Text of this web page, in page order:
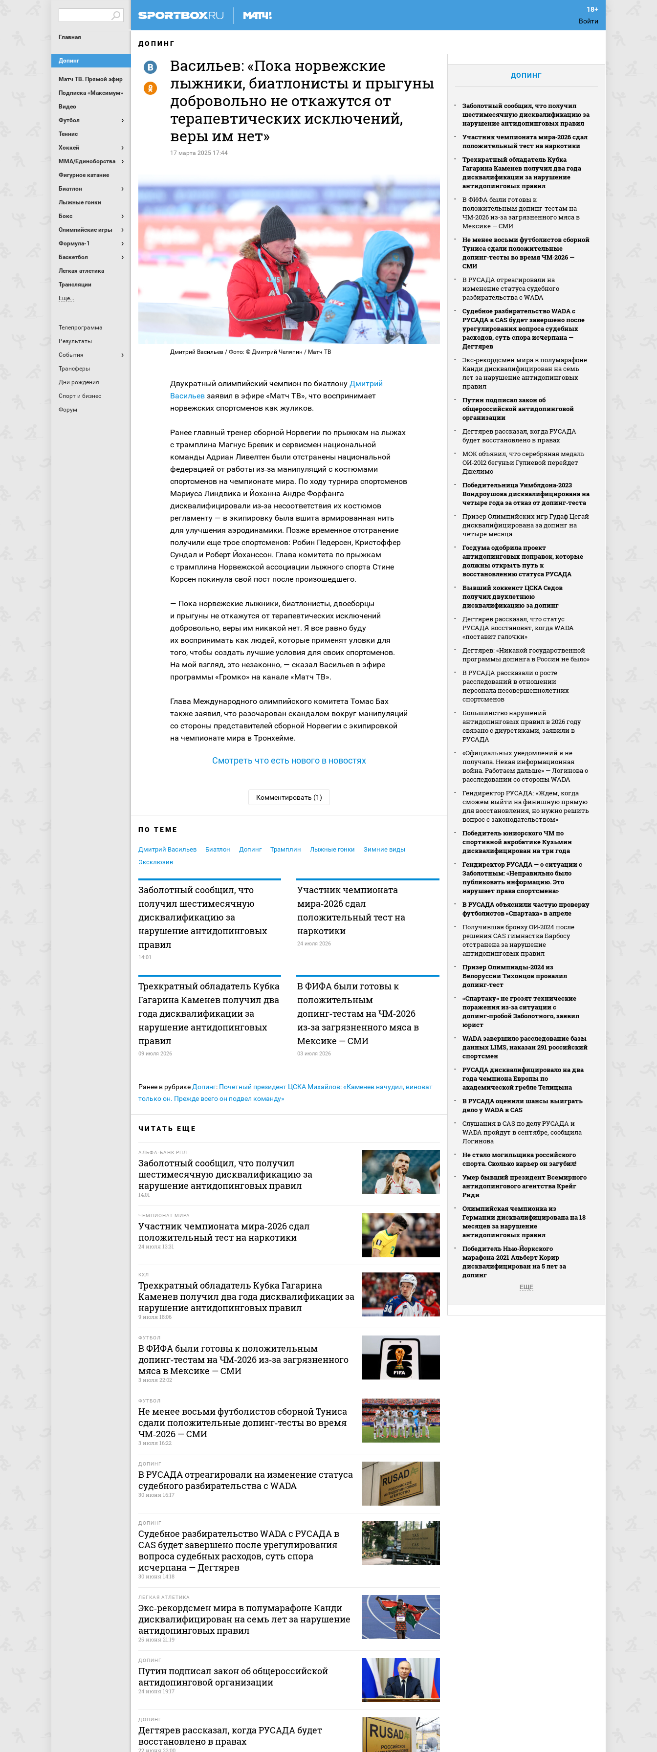
Войти
Главная
Допинг
Матч ТВ. Прямой эфир
Подписка «Максимум»
Видео
Футбол
Теннис
Хоккей
MMA/Единоборства
Фигурное катание
Биатлон
Лыжные гонки
Бокс
Олимпийские игры
Формула-1
Баскетбол
Легкая атлетика
Трансляции
Еще...
Телепрограмма
Результаты
События
Трансферы
Дни рождения
Спорт и бизнес
Форум
ДОПИНГ
Васильев: «Пока норвежские
лыжники, биатлонисты и прыгуны
добровольно не откажутся от
терапевтических исключений,
веры им нет»
17 марта 2025 17:44
R
Y
Дмитрий Васильев / Фото: © Дмитрий Челяпин / Матч ТВ
Двукратный олимпийский чемпион по биатлону Дмитрий
Васильев заявил в эфире «Матч ТВ», что воспринимает
норвежских спортсменов как жуликов.
Ранее главный тренер сборной Норвегии по прыжкам на лыжах
с трамплина Магнус Бревик и сервисмен национальной
команды Адриан Ливелтен были отстранены национальной
федерацией от работы из‑за манипуляций с костюмами
спортсменов на чемпионате мира. По ходу турнира спортсменов
Мариуса Линдвика и Йоханна Андре Форфанга
дисквалифицировали из‑за несоответствия их костюмов
регламенту — в экипировку была вшита армированная нить
для улучшения аэродинамики. Позже временное отстранение
получили еще трое спортсменов: Робин Педерсен, Кристоффер
Сундал и Роберт Йоханссон. Глава комитета по прыжкам
с трамплина Норвежской ассоциации лыжного спорта Стине
Корсен покинула свой пост после произошедшего.
— Пока норвежские лыжники, биатлонисты, двоеборцы
и прыгуны не откажутся от терапевтических исключений
добровольно, веры им никакой нет. Я все равно буду
их воспринимать как людей, которые применят уловки для
того, чтобы создать лучшие условия для своих спортсменов.
На мой взгляд, это незаконно, — сказал Васильев в эфире
программы «Громко» на канале «Матч ТВ».
Глава Международного олимпийского комитета Томас Бах
также заявил, что разочарован скандалом вокруг манипуляций
со стороны представителей сборной Норвегии с экипировкой
на чемпионате мира в Тронхейме.
Смотреть что есть нового в новостях
Комментировать (1)
ПО ТЕМЕ
Дмитрий Васильев Биатлон Допинг Трамплин Лыжные гонки
Зимние виды
Эксклюзив
Заболотный сообщил, что
получил шестимесячную
дисквалификацию за
нарушение антидопинговых
правил
14:01
Участник чемпионата
мира‑2026 сдал
положительный тест на
наркотики
24 июля 2026
Трехкратный обладатель Кубка
Гагарина Каменев получил два
года дисквалификации за
нарушение антидопинговых
правил
09 июля 2026
В ФИФА были готовы к
положительным
допинг‑тестам на ЧМ‑2026
из‑за загрязненного мяса в
Мексике — СМИ
03 июля 2026
Ранее в рубрикеДопинг: Почетный президент ЦСКА Михайлов: «Каменев начудил, виноват
только он. Прежде всего он подвел команду»
ЧИТАТЬ ЕЩЕ
АЛЬФА-БАНК РПЛ
Заболотный сообщил, что получил
шестимесячную дисквалификацию за
нарушение антидопинговых правил
14:01
ЧЕМПИОНАТ МИРА
Участник чемпионата мира‑2026 сдал
положительный тест на наркотики
24 июля 13:31
КХЛ
Трехкратный обладатель Кубка Гагарина
Каменев получил два года дисквалификации за
нарушение антидопинговых правил
9 июля 18:06
ФУТБОЛ
В ФИФА были готовы к положительным
допинг‑тестам на ЧМ‑2026 из‑за загрязненного
мяса в Мексике — СМИ
3 июля 22:02
ФУТБОЛ
Не менее восьми футболистов сборной Туниса
сдали положительные допинг‑тесты во время
ЧМ‑2026 — СМИ
3 июля 16:22
ДОПИНГ
В РУСАДА отреагировали на изменение статуса
судебного разбирательства с WADA
30 июня 16:17
ДОПИНГ
Судебное разбирательство WADA с РУСАДА в
CAS будет завершено после урегулирования
вопроса судебных расходов, суть спора
исчерпана — Дегтярев
30 июня 14:18
ЛЕГКАЯ АТЛЕТИКА
Экс‑рекордсмен мира в полумарафоне Канди
дисквалифицирован на семь лет за нарушение
антидопинговых правил
25 июня 21:19
ДОПИНГ
Путин подписал закон об общероссийской
антидопинговой организации
24 июня 19:17
ДОПИНГ
Дегтярев рассказал, когда РУСАДА будет
восстановлено в правах
22 июня 23:00
ДОПИНГ
Заболотный сообщил, что получил
шестимесячную дисквалификацию за
нарушение антидопинговых правил
Участник чемпионата мира‑2026 сдал
положительный тест на наркотики
Трехкратный обладатель Кубка
Гагарина Каменев получил два года
дисквалификации за нарушение
антидопинговых правил
В ФИФА были готовы к
положительным допинг‑тестам на
ЧМ‑2026 из‑за загрязненного мяса в
Мексике — СМИ
Не менее восьми футболистов сборной
Туниса сдали положительные
допинг‑тесты во время ЧМ‑2026 —
СМИ
В РУСАДА отреагировали на
изменение статуса судебного
разбирательства с WADA
Судебное разбирательство WADA с
РУСАДА в CAS будет завершено после
урегулирования вопроса судебных
расходов, суть спора исчерпана —
Дегтярев
Экс‑рекордсмен мира в полумарафоне
Канди дисквалифицирован на семь
лет за нарушение антидопинговых
правил
Путин подписал закон об
общероссийской антидопинговой
организации
Дегтярев рассказал, когда РУСАДА
будет восстановлено в правах
МОК объявил, что серебряная медаль
ОИ‑2012 бегуньи Гулиевой перейдет
Джелимо
Победительница Уимблдона‑2023
Вондроушова дисквалифицирована на
четыре года за отказ от допинг‑теста
Призер Олимпийских игр Гудаф Цегай
дисквалифицирована за допинг на
четыре месяца
Госдума одобрила проект
антидопинговых поправок, которые
должны открыть путь к
восстановлению статуса РУСАДА
Бывший хоккеист ЦСКА Седов
получил двухлетнюю
дисквалификацию за допинг
Дегтярев рассказал, что статус
РУСАДА восстановят, когда WADA
«поставит галочки»
Дегтярев: «Никакой государственной
программы допинга в России не было»
В РУСАДА рассказали о росте
расследований в отношении
персонала несовершеннолетних
спортсменов
Большинство нарушений
антидопинговых правил в 2026 году
связано с диуретиками, заявили в
РУСАДА
«Официальных уведомлений я не
получала. Некая информационная
война. Работаем дальше» — Логинова о
расследовании со стороны WADA
Гендиректор РУСАДА: «Ждем, когда
сможем выйти на финишную прямую
для восстановления, но нужно решить
вопрос с законодательством»
Победитель юниорского ЧМ по
спортивной акробатике Кузьмин
дисквалифицирован на три года
Гендиректор РУСАДА — о ситуации с
Заболотным: «Неправильно было
публиковать информацию. Это
нарушает права спортсмена»
В РУСАДА объяснили частую проверку
футболистов «Спартака» в апреле
Получившая бронзу ОИ‑2024 после
решения CAS гимнастка Барбосу
отстранена за нарушение
антидопинговых правил
Призер Олимпиады‑2024 из
Белоруссии Тихонцов провалил
допинг‑тест
«Спартаку» не грозят технические
поражения из‑за ситуации с
допинг‑пробой Заболотного, заявил
юрист
WADA завершило расследование базы
данных LIMS, наказан 291 российский
спортсмен
РУСАДА дисквалифицировало на два
года чемпиона Европы по
академической гребле Телицына
В РУСАДА оценили шансы выиграть
дело у WADA в CAS
Слушания в CAS по делу РУСАДА и
WADA пройдут в сентябре, сообщила
Логинова
Не стало могильщика российского
спорта. Сколько карьер он загубил!
Умер бывший президент Всемирного
антидопингового агентства Крейг
Риди
Олимпийская чемпионка из
Германии дисквалифицирована на 18
месяцев за нарушение
антидопинговых правил
Победитель Нью‑Йоркского
марафона‑2021 Альберт Корир
дисквалифицирован на 5 лет за
допинг
ЕЩЕ